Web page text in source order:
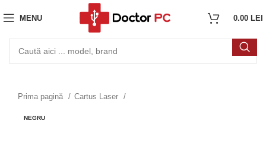
MENU 0.00 LEI
Prima pagină Cartus Laser
NEGRU